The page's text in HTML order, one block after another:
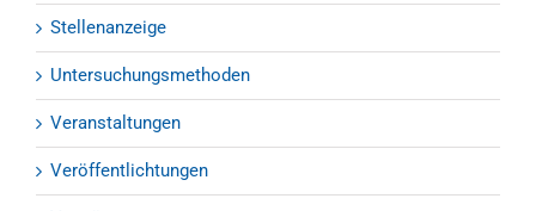
Stellenanzeige
Untersuchungsmethoden
Veranstaltungen
Veröffentlichtungen